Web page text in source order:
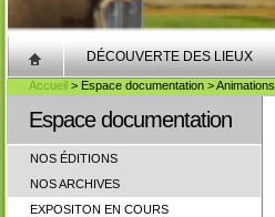
DÉCOUVERTE DES LIEUX
Accueil > Espace documentation > Animations
Espace documentation
NOS ÉDITIONS
NOS ARCHIVES
EXPOSITON EN COURS